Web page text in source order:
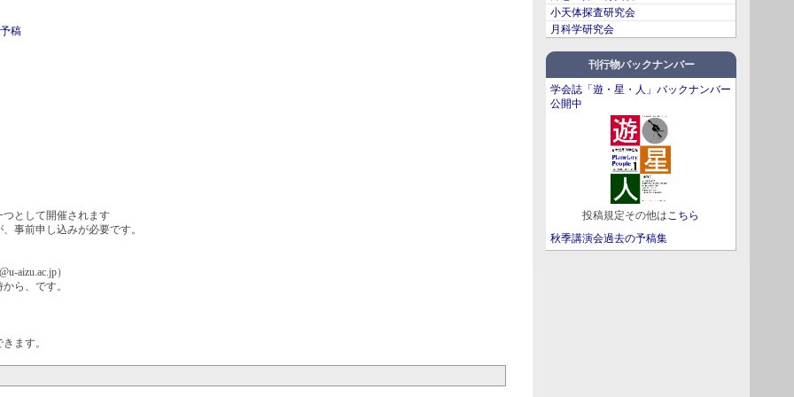
小天体探査研究会
月科学研究会
刊行物バックナンバー
学会誌「遊・星・人」バックナンバー
公開中
投稿規定その他はこちら
秋季講演会過去の予稿集
稿
つとして開催されます
事前申し込みが必要です。
aizu.ac.jp）
ら、です。
ます。